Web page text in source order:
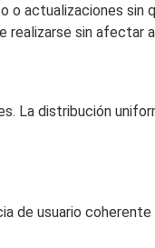
o actualizaciones
sin afectar
La distribución
de usuario